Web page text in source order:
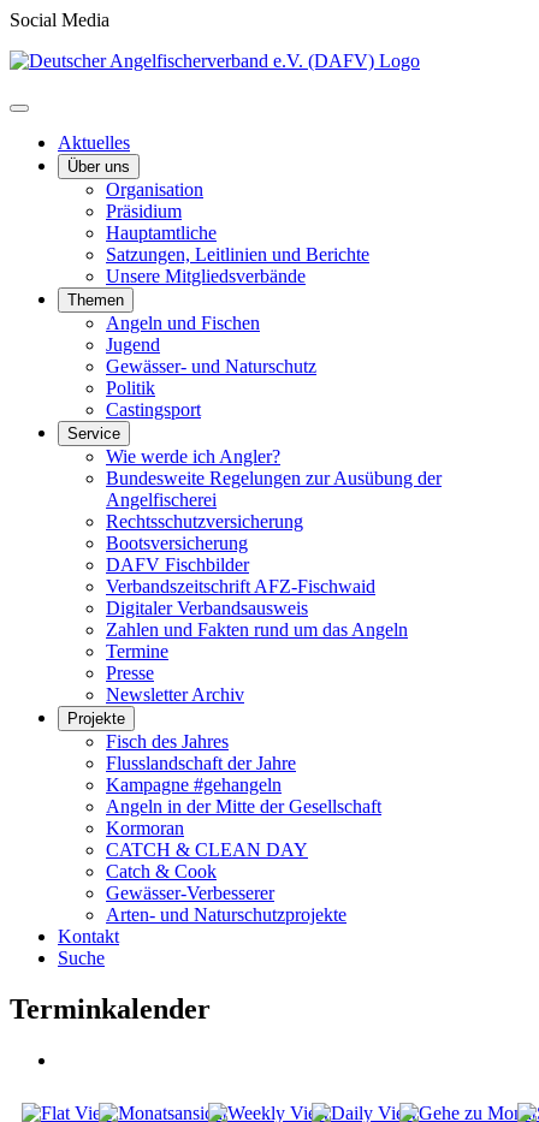
Social Media
Aktuelles
Über uns
Organisation
Präsidium
Hauptamtliche
Satzungen, Leitlinien und Berichte
Unsere Mitgliedsverbände
Themen
Angeln und Fischen
Jugend
Gewässer- und Naturschutz
Politik
Castingsport
Service
Wie werde ich Angler?
Bundesweite Regelungen zur Ausübung der
Angelfischerei
Rechtsschutzversicherung
Bootsversicherung
DAFV Fischbilder
Verbandszeitschrift AFZ-Fischwaid
Digitaler Verbandsausweis
Zahlen und Fakten rund um das Angeln
Termine
Presse
Newsletter Archiv
Projekte
Fisch des Jahres
Flusslandschaft der Jahre
Kampagne #gehangeln
Angeln in der Mitte der Gesellschaft
Kormoran
CATCH & CLEAN DAY
Catch & Cook
Gewässer-Verbesserer
Arten- und Naturschutzprojekte
Kontakt
Suche
Terminkalender